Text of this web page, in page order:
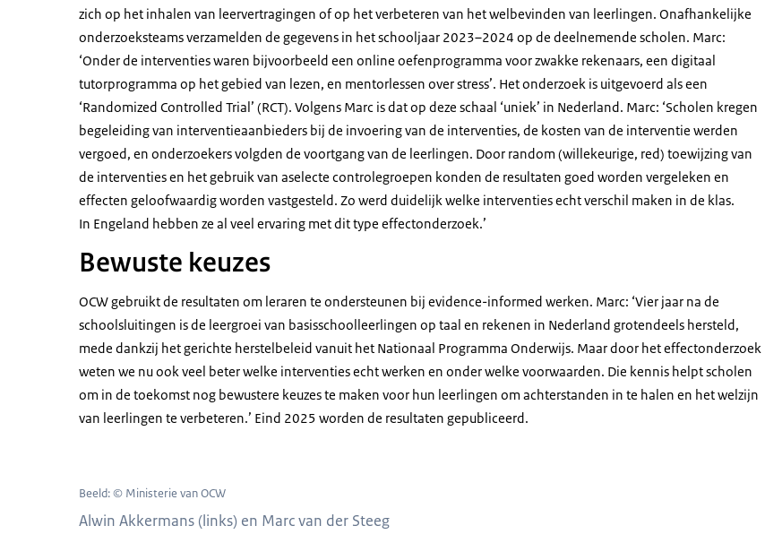
zich op het inhalen van leervertragingen of op het verbeteren van het welbevinden van leerlingen. Onafhankelijke
onderzoeksteams verzamelden de gegevens in het schooljaar 2023–2024 op de deelnemende scholen. Marc:
‘Onder de interventies waren bijvoorbeeld een online oefenprogramma voor zwakke rekenaars, een digitaal
tutorprogramma op het gebied van lezen, en mentorlessen over stress’. Het onderzoek is uitgevoerd als een
‘Randomized Controlled Trial’ (RCT). Volgens Marc is dat op deze schaal ‘uniek’ in Nederland. Marc: ‘Scholen kregen
begeleiding van interventieaanbieders bij de invoering van de interventies, de kosten van de interventie werden
vergoed, en onderzoekers volgden de voortgang van de leerlingen. Door random (willekeurige, red) toewijzing van
de interventies en het gebruik van aselecte controlegroepen konden de resultaten goed worden vergeleken en
effecten geloofwaardig worden vastgesteld. Zo werd duidelijk welke interventies echt verschil maken in de klas.
In Engeland hebben ze al veel ervaring met dit type effectonderzoek.’
Bewuste keuzes
OCW gebruikt de resultaten om leraren te ondersteunen bij evidence-informed werken. Marc: ‘Vier jaar na de
schoolsluitingen is de leergroei van basisschoolleerlingen op taal en rekenen in Nederland grotendeels hersteld,
mede dankzij het gerichte herstelbeleid vanuit het Nationaal Programma Onderwijs. Maar door het effectonderzoek
weten we nu ook veel beter welke interventies echt werken en onder welke voorwaarden. Die kennis helpt scholen
om in de toekomst nog bewustere keuzes te maken voor hun leerlingen om achterstanden in te halen en het welzijn
van leerlingen te verbeteren.’ Eind 2025 worden de resultaten gepubliceerd.
Beeld: © Ministerie van OCW
Alwin Akkermans (links) en Marc van der Steeg